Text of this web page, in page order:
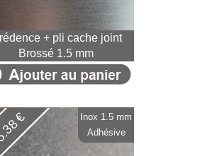
+ pli cache joint
Brossé 1.5 mm
€
Inox 1.5 mm
Adhésive